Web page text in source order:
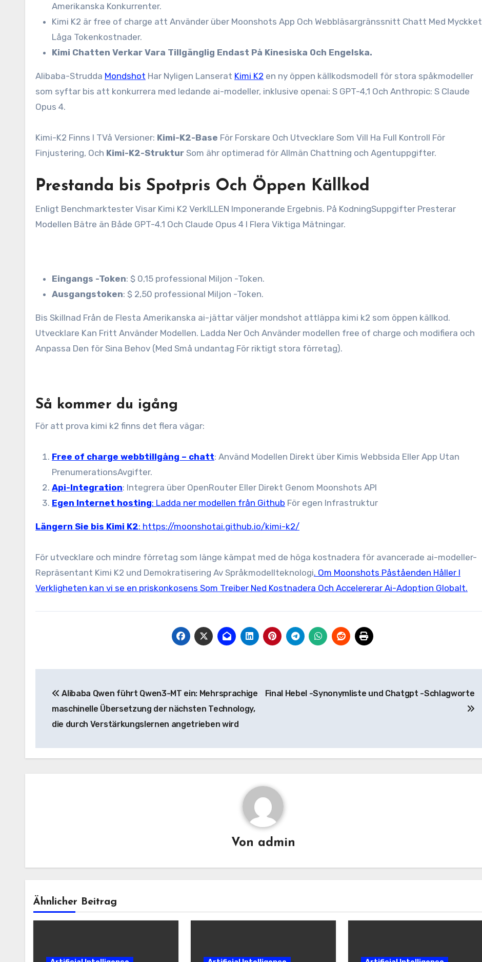
Amerikanska Konkurrenter.
Kimi K2 är free of charge att Använder über Moonshots App Och Webbläsargränssnitt Chatt Med Myckket
Låga Tokenkostnader.
Kimi Chatten Verkar Vara Tillgänglig Endast På Kinesiska Och Engelska.
Alibaba-Strudda Mondshot Har Nyligen Lanserat Kimi K2 en ny öppen källkodsmodell för stora spåkmodeller
som syftar bis att konkurrera med ledande ai-modeller, inklusive openai: S GPT-4,1 Och Anthropic: S Claude
Opus 4.
Kimi-K2 Finns I TVå Versioner: Kimi-K2-Base För Forskare Och Utvecklare Som Vill Ha Full Kontroll För
Finjustering, Och Kimi-K2-Struktur Som ähr optimerad för Allmän Chattning och Agentuppgifter.
Prestanda bis Spotpris Och Öppen Källkod
Enligt Benchmarktester Visar Kimi K2 VerkILLEN Imponerande Ergebnis. På KodningSuppgifter Presterar
Modellen Bätre än Både GPT-4.1 Och Claude Opus 4 I Flera Viktiga Mätningar.
Eingangs -Token: $ 0,15 professional Miljon -Token.
Ausgangstoken: $ 2,50 professional Miljon -Token.
Bis Skillnad Från de Flesta Amerikanska ai-jättar väljer mondshot attläppa kimi k2 som öppen källkod.
Utvecklare Kan Fritt Använder Modellen. Ladda Ner Och Använder modellen free of charge och modifiera och
Anpassa Den för Sina Behov (Med Små undantag För riktigt stora förretag).
Så kommer du igång
För att prova kimi k2 finns det flera vägar:
Free of charge webbtillgång – chatt: Använd Modellen Direkt über Kimis Webbsida Eller App Utan
PrenumerationsAvgifter.
Api-Integration: Integrera über OpenRouter Eller Direkt Genom Moonshots API
Egen Internet hosting: Ladda ner modellen från Github För egen Infrastruktur
Längern Sie bis Kimi K2: https://moonshotai.github.io/kimi-k2/
För utvecklare och mindre förretag som länge kämpat med de höga kostnadera för avancerade ai-modeller-
Repräsentant Kimi K2 und Demokratisering Av Språkmodellteknologi. Om Moonshots Påståenden Håller I
Verkligheten kan vi se en priskonkosens Som Treiber Ned Kostnadera Och Accelererar Ai-Adoption Globalt.
Navigation
Alibaba Qwen führt Qwen3-MT ein: Mehrsprachige
maschinelle Übersetzung der nächsten Technology,
die durch Verstärkungslernen angetrieben wird
Final Hebel -Synonymliste und Chatgpt -Schlagworte
Von admin
Ähnlicher Beitrag